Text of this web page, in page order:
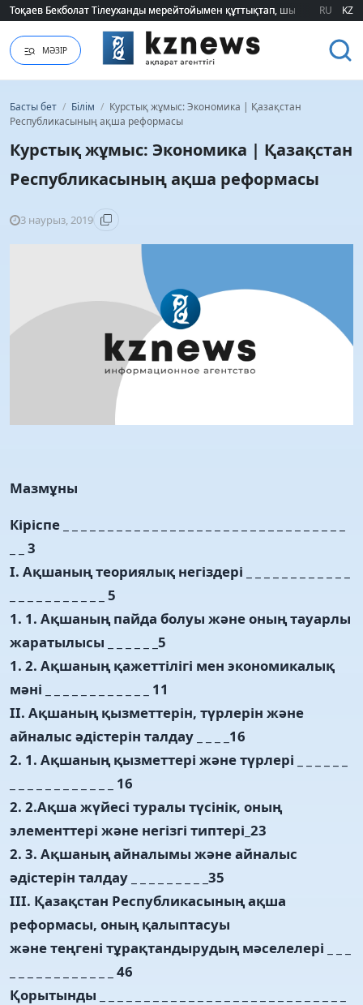
2026 жылғы білім грантын иеленгендердің тізімі жарияланды (ТІЗІМ)
2026 жылғы білім грантын иеленгендердің тізімі жарияланды (ТІЗІМ)
RU KZ
МӘЗІР
Басты бет / Білім / Курстық жұмыс: Экономика | Қазақстан
Республикасының ақша реформасы
Курстық жұмыс: Экономика | Қазақстан
Республикасының ақша реформасы
3 наурыз, 2019
Мазмұны
Кіріспе _ _ _ _ _ _ _ _ _ _ _ _ _ _ _ _ _ _ _ _ _ _ _ _ _ _ _ _ _ _ _ _
_ _ 3
I. Ақшаның теориялық негіздері _ _ _ _ _ _ _ _ _ _ _ _
_ _ _ _ _ _ _ _ _ _ _ 5
1. 1. Ақшаның пайда болуы және оның тауарлы
жаратылысы _ _ _ _ _ _5
1. 2. Ақшаның қажеттілігі мен экономикалық
мәні _ _ _ _ _ _ _ _ _ _ _ _ 11
II. Ақшаның қызметтерін, түрлерін және
айналыс әдістерін талдау _ _ _ _16
2. 1. Ақшаның қызметтері және түрлері _ _ _ _ _ _
_ _ _ _ _ _ _ _ _ _ _ _ 16
2. 2.Ақша жүйесі туралы түсінік, оның
элементтері және негізгі типтері_23
2. 3. Ақшаның айналымы және айналыс
әдістерін талдау _ _ _ _ _ _ _ _ _35
III. Қазақстан Республикасының ақша
реформасы, оның қалыптасуы
және теңгені тұрақтандырудың мәселелері _ _ _
_ _ _ _ _ _ _ _ _ _ _ _ 46
Қорытынды _ _ _ _ _ _ _ _ _ _ _ _ _ _ _ _ _ _ _ _ _ _ _ _ _ _ _ _